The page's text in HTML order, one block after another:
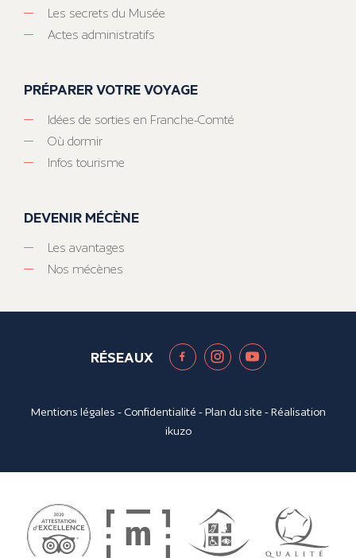
Les secrets du Musée
Actes administratifs
PRÉPARER VOTRE VOYAGE
Idées de sorties en Franche-Comté
Où dormir
Infos tourisme
DEVENIR MÉCÈNE
Les avantages
Nos mécènes
RÉSEAUX
Mentions légales - Confidentialité -Plan du site - Réalisation
ikuzo